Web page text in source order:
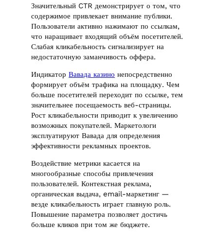
Значительный CTR демонстрирует о том, что
содержимое привлекает внимание публики.
Пользователи активно нажимают по ссылкам,
что наращивает входящий объём посетителей.
Слабая кликабельность сигнализирует на
недостаточную заманчивость оффера.
ИндикаторВавада казино непосредственно
формирует объём трафика на площадку. Чем
больше посетителей переходит по ссылке, тем
значительнее посещаемость веб-страницы.
Рост кликабельности приводит к увеличению
возможных покупателей. Маркетологи
эксплуатируют Вавада для определения
эффективности рекламных проектов.
Воздействие метрики касается на
многообразные способы привлечения
пользователей. Контекстная реклама,
органическая выдача, email-маркетинг —
везде кликабельность играет главную роль.
Повышение параметра позволяет достичь
больше кликов при том же бюджете.